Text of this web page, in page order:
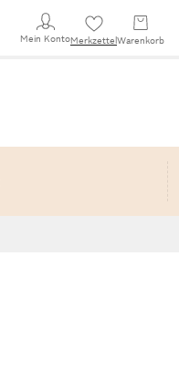
Mein KontoMerkzettel Warenkorb